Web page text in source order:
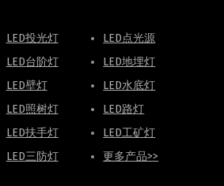
LED投光灯
LED点光源
LED台阶灯
LED地埋灯
LED壁灯
LED水底灯
LED照树灯
LED路灯
LED扶手灯
LED工矿灯
LED三防灯 更多产品>>